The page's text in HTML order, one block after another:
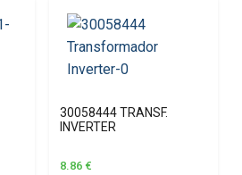
30058444 TRANSF.
INVERTER
8.86 €